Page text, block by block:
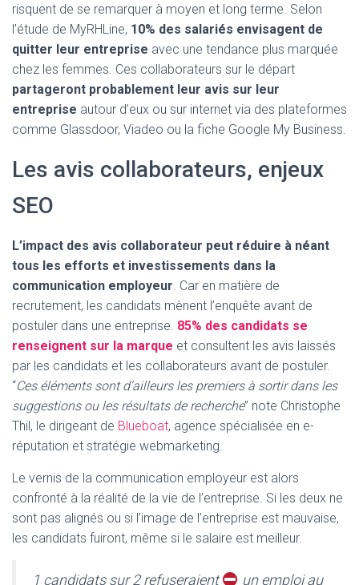
risquent de se remarquer à moyen et long terme. Selon
l’étude de MyRHLine, 10% des salariés envisagent de
quitter leur entreprise avec une tendance plus marquée
chez les femmes. Ces collaborateurs sur le départ
partageront probablement leur avis sur leur
entreprise autour d’eux ou sur internet via des plateformes
comme Glassdoor, Viadeo ou la fiche Google My Business.
Les avis collaborateurs, enjeux
SEO
L’impact des avis collaborateur peut réduire à néant
tous les efforts et investissements dans la
communication employeur. Car en matière de
recrutement, les candidats mènent l’enquête avant de
postuler dans une entreprise. 85% des candidats se
renseignent sur la marque et consultent les avis laissés
par les candidats et les collaborateurs avant de postuler.
“Ces éléments sont d’ailleurs les premiers à sortir dans les
suggestions ou les résultats de recherche” note Christophe
Thil, le dirigeant de Blueboat, agence spécialisée en e-
réputation et stratégie webmarketing.
Le vernis de la communication employeur est alors
confronté à la réalité de la vie de l’entreprise. Si les deux ne
sont pas alignés ou si l’image de l’entreprise est mauvaise,
les candidats fuiront, même si le salaire est meilleur.
1 candidats sur 2 refuseraient un emploi au